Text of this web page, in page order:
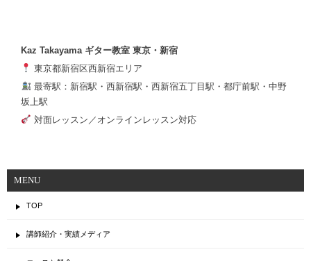
Kaz Takayama ギター教室 東京・新宿
東京都新宿区西新宿エリア
最寄駅：新宿駅・西新宿駅・西新宿五丁目駅・都庁前駅・中野
坂上駅
対面レッスン／オンラインレッスン対応
MENU
TOP
講師紹介・実績メディア